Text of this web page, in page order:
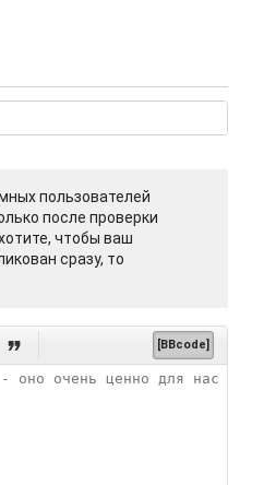
пользователей
после проверки
чтобы ваш
сразу, то
 [BBcode]